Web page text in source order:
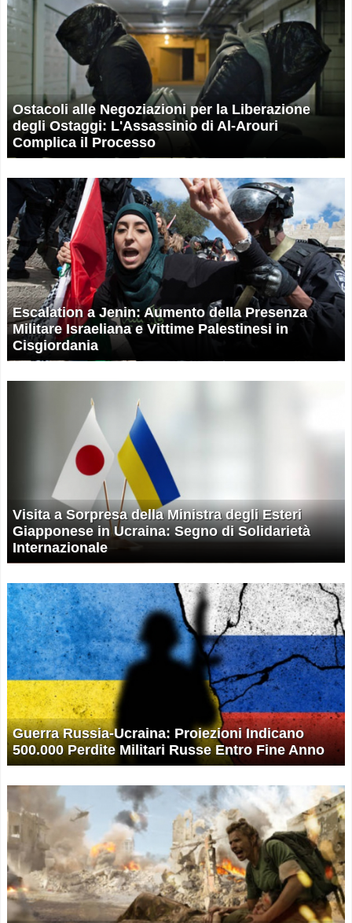
Ostacoli alle Negoziazioni per la Liberazione
degli Ostaggi: L'Assassinio di Al-Arouri
Complica il Processo
Escalation a Jenin: Aumento della Presenza
Militare Israeliana e Vittime Palestinesi in
Cisgiordania
Visita a Sorpresa della Ministra degli Esteri
Giapponese in Ucraina: Segno di Solidarietà
Internazionale
Guerra Russia-Ucraina: Proiezioni Indicano
500.000 Perdite Militari Russe Entro Fine Anno